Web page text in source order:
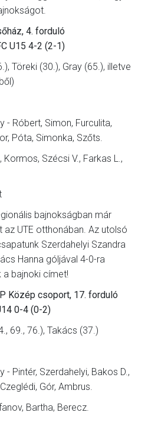
4. forduló
U15 4-2 (2-1)
Töreki (30.), Gray (65.), illetve
- Róbert, Simon, Furculita,
Póta, Simonka, Szőts.
Kormos, Szécsi V., Farkas L.,
bajnokságban már
UTE otthonában. Az utolsó
Szerdahelyi Szandra
Hanna góljával 4-0-ra
a bajnoki címet!
Közép csoport, 17. forduló
0-4 (0-2)
69., 76.), Takács (37.)
- Pintér, Szerdahelyi, Bakos D.,
Gór, Ambrus.
Bartha, Berecz.